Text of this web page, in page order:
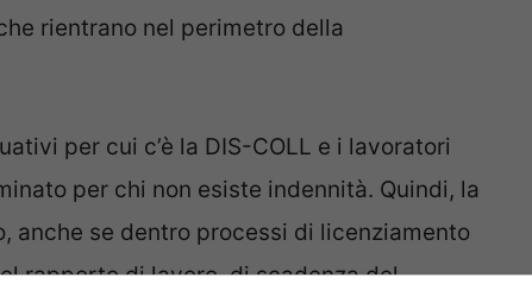
rientrano nel perimetro della
per cui c’è la DIS-COLL e i lavoratori
per chi non esiste indennità. Quindi, la
anche se dentro processi di licenziamento
rapporto di lavoro, di scadenza del